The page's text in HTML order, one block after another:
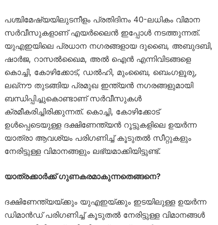
പശ്ചിമേഷ്യയിലുടനീളം പ്രതിദിനം 40-ലധികം വിമാന
സർവീസുകളാണ് എയർലൈൻ ഇപ്പോൾ നടത്തുന്നത്.
യുഎഇയിലെ പ്രധാന നഗരങ്ങളായ ദുബൈ, അബുദബി,
ഷാർജ, റാസൽഖൈമ, അൽ ഐൻ എന്നിവിടങ്ങളെ
കൊച്ചി, കോഴിക്കോട്, ഡൽഹി, മുംബൈ, ബെംഗളൂരു,
ലഖ്‌നൗ തുടങ്ങിയ പ്രമുഖ ഇന്ത്യൻ നഗരങ്ങളുമായി
ബന്ധിപ്പിച്ചുകൊണ്ടാണ് സർവീസുകൾ
ക്രമീകരിച്ചിരിക്കുന്നത്. കൊച്ചി, കോഴിക്കോട്
ഉൾപ്പെടെയുള്ള ദക്ഷിണേന്ത്യൻ റൂട്ടുകളിലെ ഉയർന്ന
യാത്രാ ആവശ്യം പരിഗണിച്ച് കൂടുതൽ സീറ്റുകളും
നേരിട്ടുള്ള വിമാനങ്ങളും ലഭ്യമാക്കിയിട്ടുണ്ട്.
യാത്രക്കാർക്ക് ഗുണകരമാകുന്നതെങ്ങനെ?
ദക്ഷിണേന്ത്യയ്ക്കും യുഎഇയ്ക്കും ഇടയിലുള്ള ഉയർന്ന
ഡിമാൻഡ് പരിഗണിച്ച് കൂടുതൽ നേരിട്ടുള്ള വിമാനങ്ങൾ